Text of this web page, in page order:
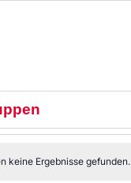
keine Ergebnisse gefunden.